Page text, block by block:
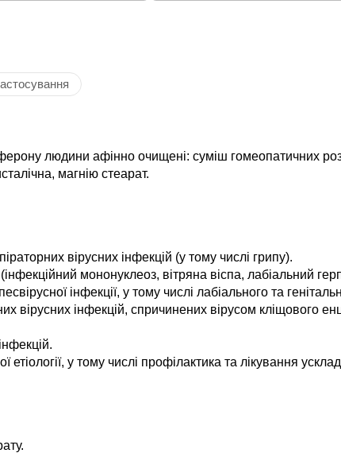
людини афінно очищені: суміш гомеопатичних
магнію стеарат.
вірусних інфекцій (у тому числі грипу).
мононуклеоз, вітряна віспа, лабіальний
інфекції, у тому числі лабіального та
вірусних інфекцій, спричинених вірусом кліщового
у тому числі профілактика та лікування